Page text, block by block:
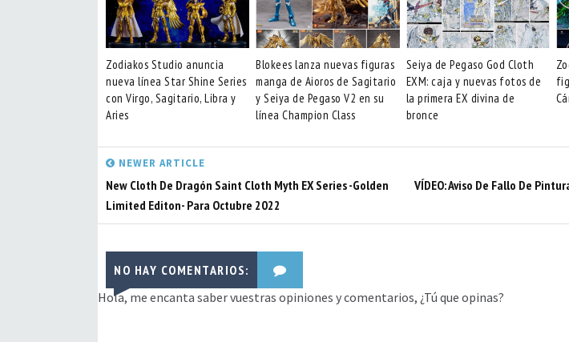
Zodiakos Studio anuncia
nueva línea Star Shine Series
con Virgo, Sagitario, Libra y
Aries
Blokees lanza nuevas figuras
manga de Aioros de Sagitario
y Seiya de Pegaso V2 en su
línea Champion Class
Seiya de Pegaso God Cloth
EXM: caja y nuevas fotos de
la primera EX divina de
bronce
NEWER ARTICLE
New Cloth De Dragón Saint Cloth Myth EX Series -Golden
Limited Editon- Para Octubre 2022
VÍDEO: Aviso De Fallo De
NO HAY COMENTARIOS:
Hola, me encanta saber vuestras opiniones y comentarios, ¿Tú que opinas?